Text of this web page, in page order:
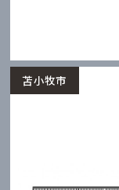
苫小牧市